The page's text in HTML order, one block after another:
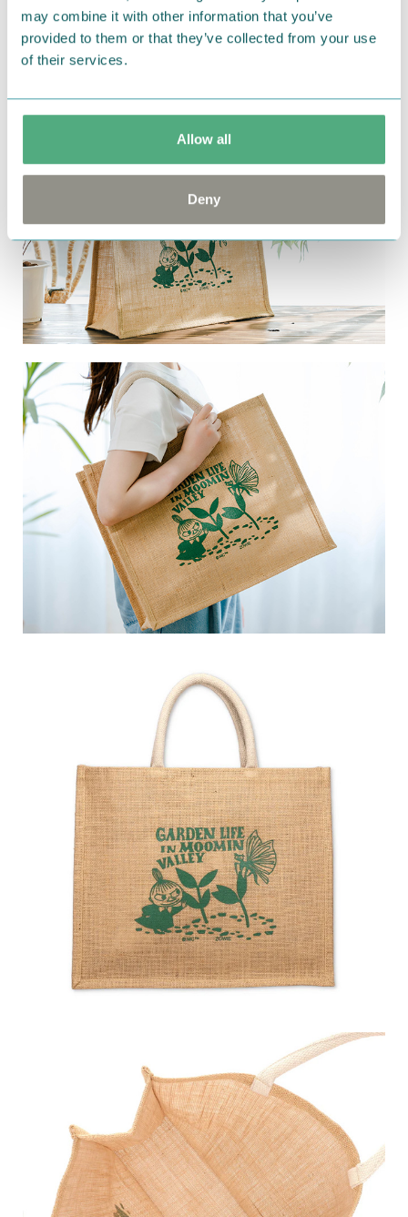
may combine it with other information that you’ve
provided to them or that they’ve collected from your use
of their services.
Allow all
Deny
ジュートスクエアトートバッグ